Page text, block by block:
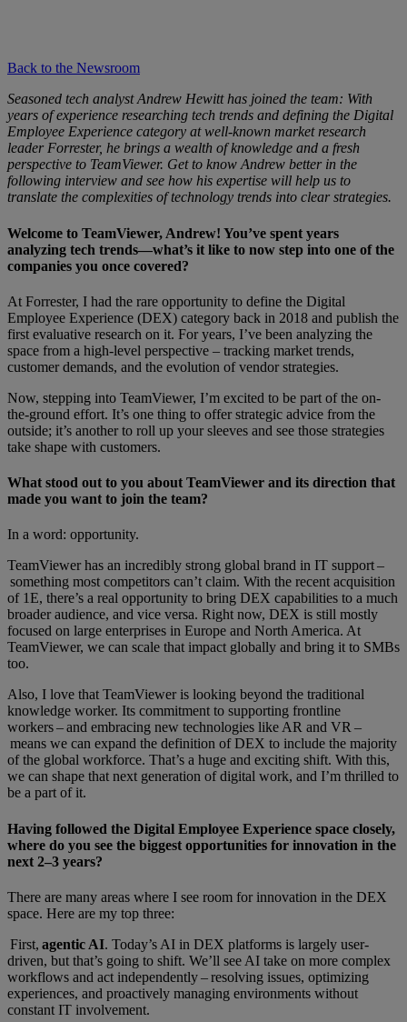
Back to the Newsroom
Seasoned tech analyst Andrew Hewitt has joined the team: With
years of experience researching tech trends and defining the Digital
Employee Experience category at well-known market research
leader Forrester, he brings a wealth of knowledge and a fresh
perspective to TeamViewer. Get to know Andrew better in the
following interview and see how his expertise will help us to
translate the complexities of technology trends into clear strategies.
Welcome to TeamViewer, Andrew! You’ve spent years
analyzing tech trends—what’s it like to now step into one of the
companies you once covered?
At Forrester, I had the rare opportunity to define the Digital
Employee Experience (DEX) category back in 2018 and publish the
first evaluative research on it. For years, I’ve been analyzing the
space from a high-level perspective – tracking market trends,
customer demands, and the evolution of vendor strategies.
Now, stepping into TeamViewer, I’m excited to be part of the on-
the-ground effort. It’s one thing to offer strategic advice from the
outside; it’s another to roll up your sleeves and see those strategies
take shape with customers.
What stood out to you about TeamViewer and its direction that
made you want to join the team?
In a word: opportunity.
TeamViewer has an incredibly strong global brand in IT support –
something most competitors can’t claim. With the recent acquisition
of 1E, there’s a real opportunity to bring DEX capabilities to a much
broader audience, and vice versa. Right now, DEX is still mostly
focused on large enterprises in Europe and North America. At
TeamViewer, we can scale that impact globally and bring it to SMBs
too.
Also, I love that TeamViewer is looking beyond the traditional
knowledge worker. Its commitment to supporting frontline
workers – and embracing new technologies like AR and VR –
means we can expand the definition of DEX to include the majority
of the global workforce. That’s a huge and exciting shift. With this,
we can shape that next generation of digital work, and I’m thrilled to
be a part of it.
Having followed the Digital Employee Experience space closely,
where do you see the biggest opportunities for innovation in the
next 2–3 years?
There are many areas where I see room for innovation in the DEX
space. Here are my top three:
First, agentic AI. Today’s AI in DEX platforms is largely user-
driven, but that’s going to shift. We’ll see AI take on more complex
workflows and act independently – resolving issues, optimizing
experiences, and proactively managing environments without
constant IT involvement.